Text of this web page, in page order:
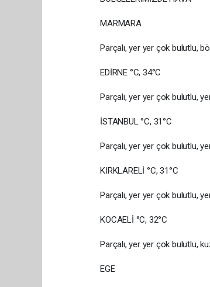
MARMARA
Parçalı, yer yer çok bulutlu,
EDİRNE °C, 34°C
Parçalı, yer yer çok bulutlu,
İSTANBUL °C, 31°C
Parçalı, yer yer çok bulutlu,
KIRKLARELİ °C, 31°C
Parçalı, yer yer çok bulutlu,
KOCAELİ °C, 32°C
Parçalı, yer yer çok bulutlu,
EGE